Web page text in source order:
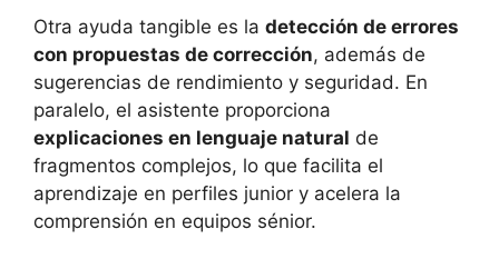
Otra ayuda tangible es la detección de errores
con propuestas de corrección, además de
sugerencias de rendimiento y seguridad. En
paralelo, el asistente proporciona
explicaciones en lenguaje natural de
fragmentos complejos, lo que facilita el
aprendizaje en perfiles junior y acelera la
comprensión en equipos sénior.